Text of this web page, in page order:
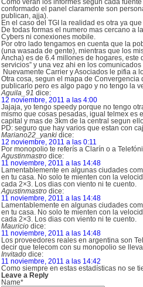
Como veran los informes segun cada
conformado el panel claramente son
publican, ajja).
En el caso del TGI la realidad es otra ya
De todas formas el numero mas cercano a
Cybers ni conexiones mobile.
Por otro lado tengamos en cuenta que la
(una wasada de gente), mientras que los
Ancha) es de 6.4 millones de hogares,
servicios” y una vez ahi en los
Nuevamente Carrier y Asociados le pifia a
Otra cosa, segun el mapa de
publicarlo pero es algo pago y no tengo la
Aguila_91 dice:
12 noviembre, 2011 a las 4:00
Jajaja, yo tengo speedy porque no tengo
mismo que cosas pesadas, igual telmex es
capital y mas de 3km de la central segun
PD: seguro que hay varios que estan con
Mariano22_yanki dice:
12 noviembre, 2011 a las 0:11
Por monopolio te referís a Clarín o a
Agustinmastro dice:
11 noviembre, 2011 a las 14:48
Lamentablemente en algunas ciudades
en tu casa. No solo te mienten con la
cada 2×3. Los dias con viento ni te cuento.
Agustinmastro dice:
11 noviembre, 2011 a las 14:48
Lamentablemente en algunas ciudades
en tu casa. No solo te mienten con la
cada 2×3. Los dias con viento ni te cuento.
Mauricio dice:
11 noviembre, 2011 a las 14:48
Los proveedores reales en argentina son
decir que telecom con su monopolio se
Invitado dice:
11 noviembre, 2011 a las 14:42
Como siempre en estas estadísticas no se
Leave a Reply
Name*